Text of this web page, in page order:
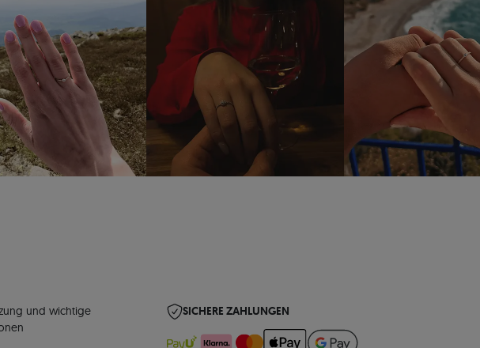
und wichtige
SICHERE ZAHLUNGEN